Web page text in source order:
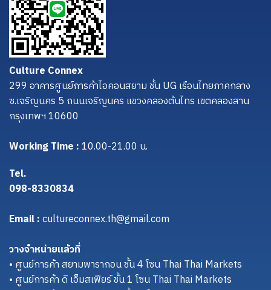
Culture Connex
299 อาคารศูนย์การค้าไอคอนสยาม ชั้น UG เรือนไทยภาคกลาง
ซ.เจริญนคร 5 ถนนเจริญนคร แขวงคลองต้นไทร เขตคลองสาน
กรุงเทพฯ 10600
Working Time :10.00-21.00 น.
Tel.
098-8330834
Email :cultureconnex.th@gmail.com
วางจำหน่ายแล้วที่
• ศูนย์การค้า สยามพารากอน ชั้น 4 โซน Thai Thai Markets
• ศูนย์การค้า ดิ เอ็มสเฟียร์ ชั้น 1 โซน Thai Thai Markets